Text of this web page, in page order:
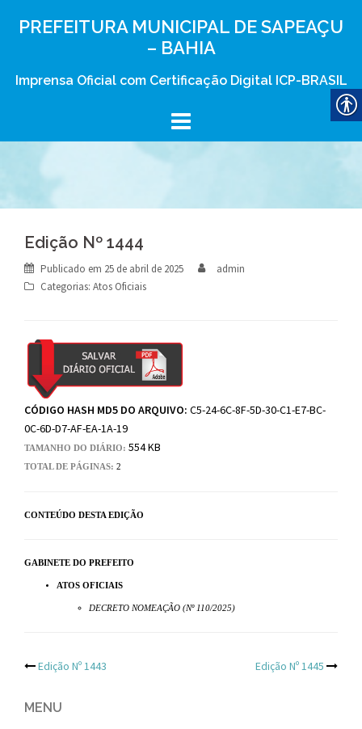
PREFEITURA MUNICIPAL DE SAPEAÇU
– BAHIA
Imprensa Oficial com Certificação Digital ICP-BRASIL
Edição Nº 1444
Publicado em 25 de abril de 2025
admin
Categorias: Atos Oficiais
CÓDIGO HASH MD5 DO ARQUIVO: C5-24-6C-8F-5D-30-C1-E7-BC-
0C-6D-D7-AF-EA-1A-19
TAMANHO DO DIÁRIO: 554 KB
TOTAL DE PÁGINAS: 2
CONTEÚDO DESTA EDIÇÃO
GABINETE DO PREFEITO
ATOS OFICIAIS
DECRETO NOMEAÇÃO (Nº 110/2025)
Post
navigation
Edição Nº 1443 Edição Nº 1445
MENU